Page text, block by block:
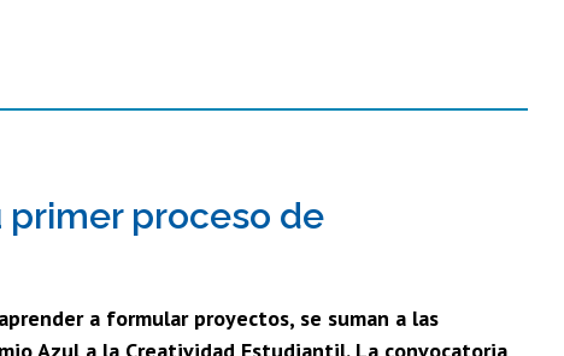
Hospital Clínico
primer proceso de
a formular proyectos, se suman a las
Azul a la Creatividad Estudiantil. La convocatoria